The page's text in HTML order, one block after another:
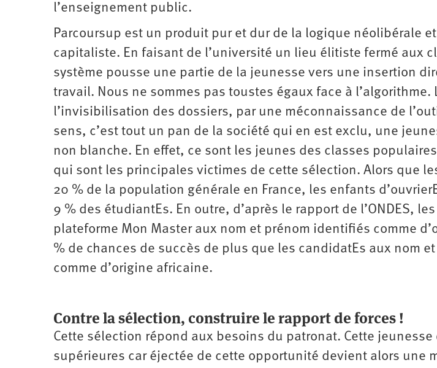
l’enseignement public.
Parcoursup est un produit pur et dur de la logique néolibérale
capitaliste. En faisant de l’université un lieu élitiste fermé aux
système pousse une partie de la jeunesse vers une insertion
travail. Nous ne sommes pas toustes égaux face à l’algorithme.
l’invisibilisation des dossiers, par une méconnaissance de
sens, c’est tout un pan de la société qui en est exclu, une
non blanche. En effet, ce sont les jeunes des classes
qui sont les principales victimes de cette sélection. Alors que
20 % de la population générale en France, les enfants
9 % des étudiantEs. En outre, d’après le rapport de l’ONDES,
plateforme Mon Master aux nom et prénom identifiés comme
% de chances de succès de plus que les candidatEs aux nom
comme d’origine africaine.
Contre la sélection, construire le rapport de forces !
Cette sélection répond aux besoins du patronat. Cette
supérieures car éjectée de cette opportunité devient alors une